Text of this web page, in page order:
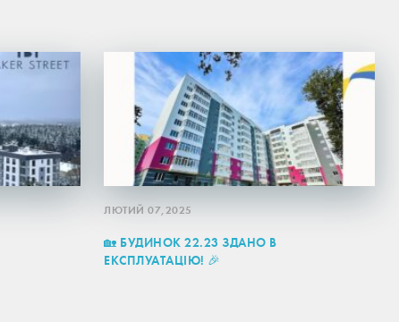
ЛЮТИЙ 07,2025
🏡 БУДИНОК 22.23 ЗДАНО В
ЕКСПЛУАТАЦІЮ! 🎉